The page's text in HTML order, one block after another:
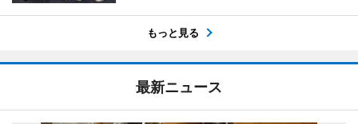
もっと見る
最新ニュース